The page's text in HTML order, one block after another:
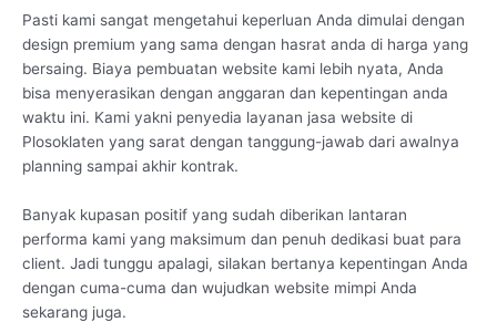
Pasti kami sangat mengetahui keperluan Anda dimulai dengan
design premium yang sama dengan hasrat anda di harga yang
bersaing. Biaya pembuatan website kami lebih nyata, Anda
bisa menyerasikan dengan anggaran dan kepentingan anda
waktu ini. Kami yakni penyedia layanan jasa website di
Plosoklaten yang sarat dengan tanggung-jawab dari awalnya
planning sampai akhir kontrak.
Banyak kupasan positif yang sudah diberikan lantaran
performa kami yang maksimum dan penuh dedikasi buat para
client. Jadi tunggu apalagi, silakan bertanya kepentingan Anda
dengan cuma-cuma dan wujudkan website mimpi Anda
sekarang juga.